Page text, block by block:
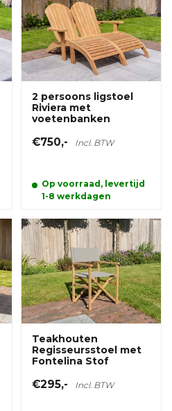
2 persoons ligstoel
Riviera met
voetenbanken
€750,- Incl. BTW
Op voorraad, levertijd
1-8 werkdagen
Teakhouten
Regisseursstoel met
Fontelina Stof
€295,- Incl. BTW